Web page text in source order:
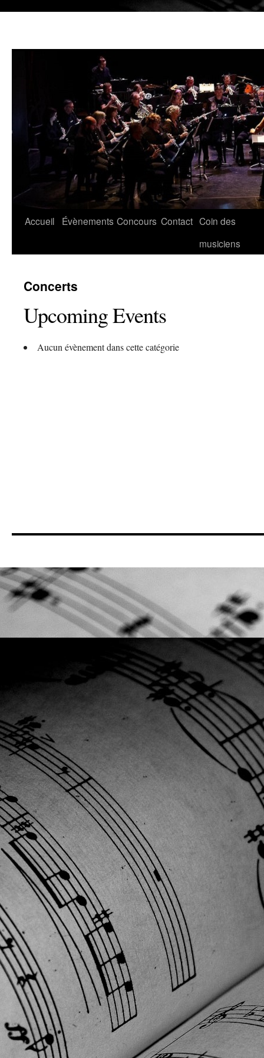
Aller
Accueil Évènements Concours Contact Coin des
musiciens
Concerts
Upcoming Events
Aucun évènement dans cette catégorie